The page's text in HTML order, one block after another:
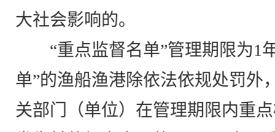
大社会影响的。
“重点监督名单”管理期限为1
单”的渔船渔港除依法依规处罚外
关部门（单位）在管理期限内重